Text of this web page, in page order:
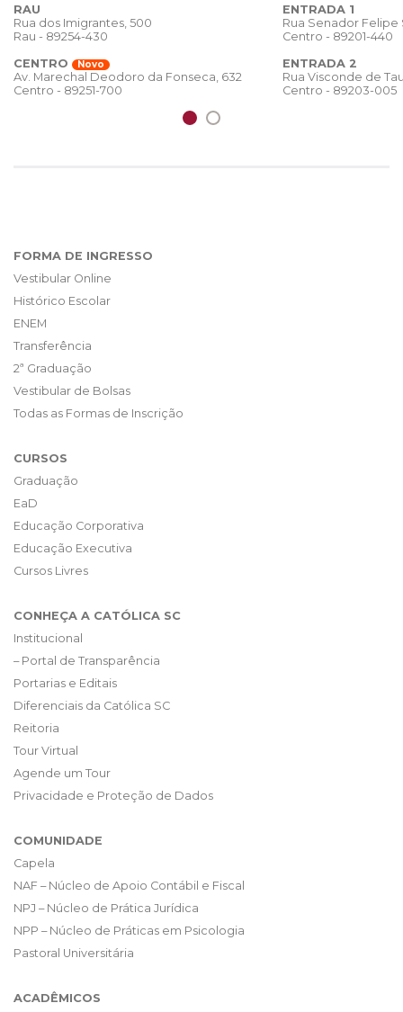
RAU
Rua dos Imigrantes, 500
Rau - 89254-430
CENTRO
Novo
Av. Marechal Deodoro da Fonseca, 632
Centro - 89251-700
ENTRADA 1
Rua Senador
Centro - 89201-440
ENTRADA 2
Rua Visconde de
Centro - 89203-005
FORMA DE INGRESSO
Vestibular Online
Histórico Escolar
ENEM
Transferência
2ª Graduação
Vestibular de Bolsas
Todas as Formas de Inscrição
CURSOS
Graduação
EaD
Educação Corporativa
Educação Executiva
Cursos Livres
CONHEÇA A CATÓLICA SC
Institucional
– Portal de Transparência
Portarias e Editais
Diferenciais da Católica SC
Reitoria
Tour Virtual
Agende um Tour
Privacidade e Proteção de Dados
COMUNIDADE
Capela
NAF – Núcleo de Apoio Contábil e Fiscal
NPJ – Núcleo de Prática Jurídica
NPP – Núcleo de Práticas em Psicologia
Pastoral Universitária
ACADÊMICOS